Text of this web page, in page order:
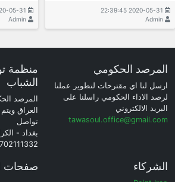
2020-05-31 22:39:45
Admin
05-31 22:32:03
Admin
المرصد الحكومي
ارسل لنا اي مقترحات لتطوير عملنا
لرصد الاداء الحكومي راسلنا على
البريد الالكتروني
tawasoul.office@gmail.com
منظمة
الشباب
المرصد
العراق
تواصل
بغداد -
الشركاء صفحات